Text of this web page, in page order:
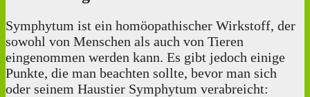
Symphytum ist ein homöopathischer Wirkstoff, der
sowohl von Menschen als auch von Tieren
eingenommen werden kann. Es gibt jedoch einige
Punkte, die man beachten sollte, bevor man sich
oder seinem Haustier Symphytum verabreicht: